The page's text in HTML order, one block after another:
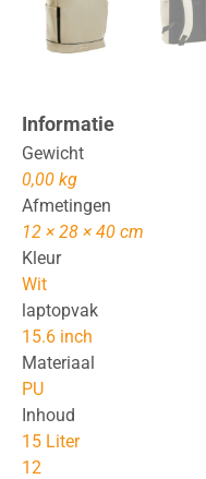
Informatie
Gewicht
0,00 kg
Afmetingen
12 × 28 × 40 cm
Kleur
Wit
laptopvak
15.6 inch
Materiaal
PU
Inhoud
15 Liter
12